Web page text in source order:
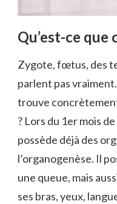
Qu’est-ce que
Zygote, fœtus, des
parlent pas
trouve
? Lors du 1er mois
possède déjà des
l’organogenèse. Il
une queue, mais
ses bras, yeux,